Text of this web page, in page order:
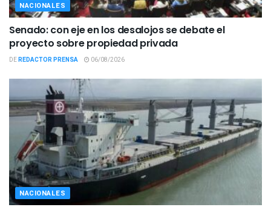
NACIONALES
Senado: con eje en los desalojos se debate el
proyecto sobre propiedad privada
DEREDACTOR PRENSA 06/08/2026
NACIONALES